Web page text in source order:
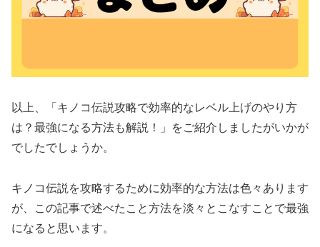
以上、「キノコ伝説攻略で効率的なレベル上げのやり方
は？最強になる方法も解説！」をご紹介しましたがいかが
でしたでしょうか。
キノコ伝説を攻略するために効率的な方法は色々あります
が、この記事で述べたこと方法を淡々とこなすことで最強
になると思います。